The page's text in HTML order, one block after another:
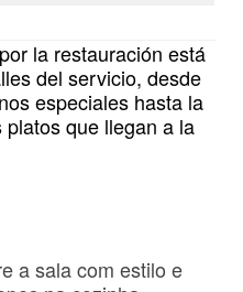
la restauración está
del servicio, desde
especiales hasta la
que llegan a la
a sala com estilo e